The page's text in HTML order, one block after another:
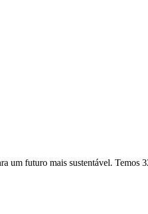
um futuro mais sustentável. Temos